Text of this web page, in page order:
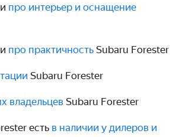
про интерьер и оснащение
про практичность Subaru Forester
Subaru Forester
владельцев Subaru Forester
есть в наличии у дилеров и